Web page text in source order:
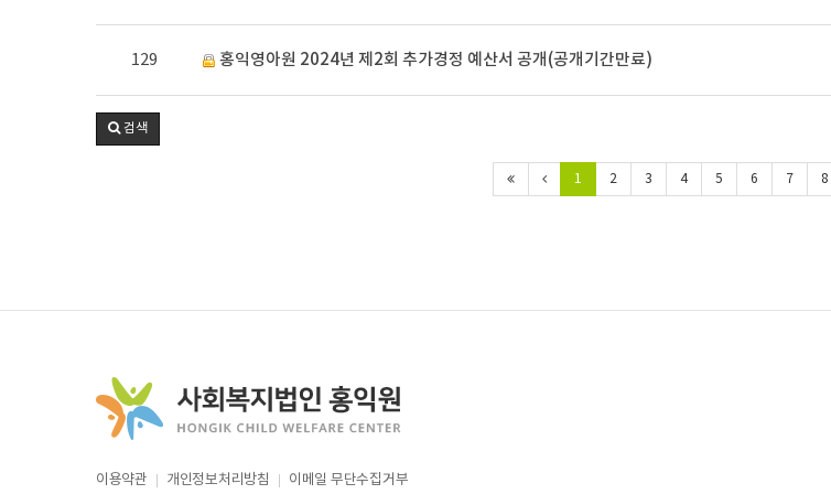
129 홍익영아원 2024년 제2회 추가경정 예산서 공개(공개기간만료)
검색
1 2 3 4 5 6 7 8
이용약관 개인정보처리방침 이메일 무단수집거부